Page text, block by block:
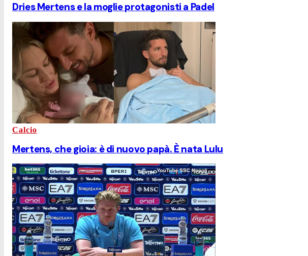
Dries Mertens e la moglie protagonisti a Padel
Calcio
Mertens, che gioia: è di nuovo papà. È nata Lulu